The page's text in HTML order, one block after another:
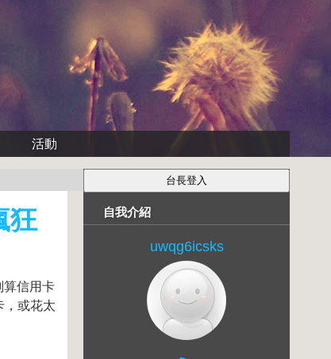
活動
狂
算信用卡
，或花太
自我介紹
uwqg6icsks